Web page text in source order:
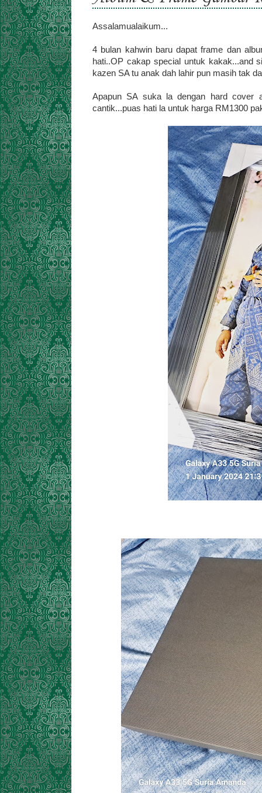
Assalamualaikum...
4 bulan kahwin baru dapat frame dan
hati..OP cakap special untuk kakak...and
kazen SA tu anak dah lahir pun masih tak
Apapun SA suka la dengan hard cover
cantik...puas hati la untuk harga RM1300